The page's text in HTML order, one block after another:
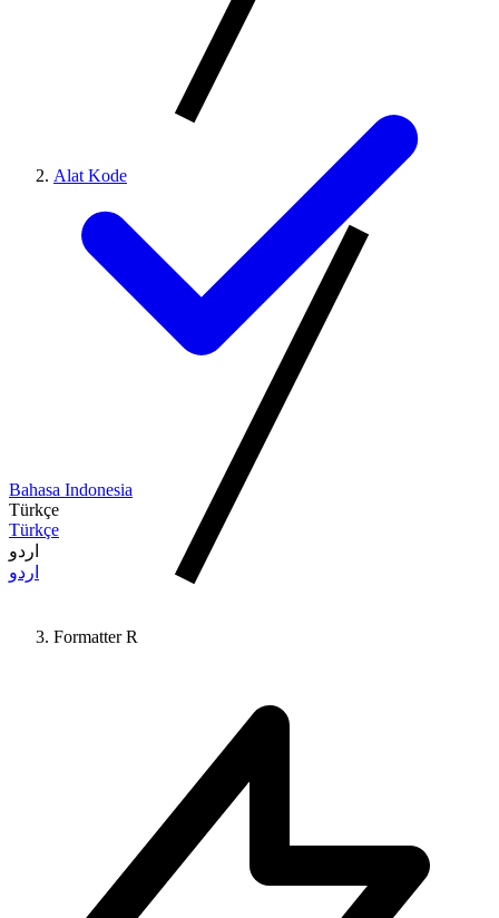
Bahasa Indonesia
Türkçe
Türkçe
اردو
اردو
Alat Kode
Formatter R